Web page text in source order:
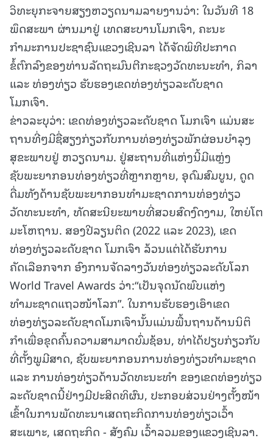
ວິທະຍຸກະຈາຍສຽງຫວຽດນາມລາຍງານວ່າ: ໃນວັນທີ 18
ພຶດສະພາ ຜ່ານມາຢູ່ ເທດສະບານໂມກເຈົາ, ຄະນະ
ກຳມະການປະຊາຊົນແຂວງເຊີນລາ ໄດ້ຈັດພິທີປະກາດ
ຂໍ້ຕົກລົງຂອງທ່ານລັດຖະມົນຕີກະຊວງວັດທະນະທຳ, ກິລາ
ແລະ ທ່ອງທ່ຽວ ຮັບຮອງເຂດທ່ອງທ່ຽວລະດັບຊາດ
ໂມກເຈົາ.
ຂ່າວລະບຸວ່າ: ເຂດທ່ອງທ່ຽວລະດັບຊາດ ໂມກເຈົາ ແມ່ນສະ
ຖານທີ່ໆມີຊື່ສຽງກ່ຽວກັບການທ່ອງທ່ຽວພັກຜ່ອນບຳລຸງ
ສຸຂະພາບຢູ່ ຫວຽດນາມ. ຢູ່ສະຖານທີ່ແຫ່ງນີ້ມີແຫຼ່ງ
ຊັບພະຍາກອນທ່ອງທ່ຽວທີ່ຫຼາກຫຼາຍ, ອຸດົມສົມບູນ, ດູດ
ດື່ມທັງດ້ານຊັບພະຍາກອນທຳມະຊາດການທ່ອງທ່ຽວ
ວັດທະນະທຳ, ທັດສະນີຍະພາບທີ່ສວຍສົດງົດງາມ, ໃຫຍ່ໂຕ
ມະໂຫຖານ. ສອງປີລຽນຕິດ (2022 ແລະ 2023), ເຂດ
ທ່ອງທ່ຽວລະດັບຊາດ ໂມກເຈົາ ລ້ວນແຕ່ໄດ້ຮັບການ
ຄັດເລືອກຈາກ ອົງການຈັດລາງວັນທ່ອງທ່ຽວລະດັບໂລກ
World Travel Awards ວ່າ:“ເປັນຈຸດນັດພົບແຫ່ງ
ທຳມະຊາດແຖວໜ້າໂລກ”. ໃນການຮັບຮອງເອົາເຂດ
ທ່ອງທ່ຽວລະດັບຊາດໂມກເຈົານັ້ນແມ່ນພື້ນຖານດ້ານນິຕິ
ກໍາເພື່ອຂຸດຄົ້ນຄວາມສາມາດບົ່ມຊ້ອນ, ທ່າໄດ້ປຽບກ່ຽວກັບ
ທີ່ຕັ້ງພູມີສາດ, ຊັບພະຍາກອນການທ່ອງທ່ຽວທຳມະຊາດ
ແລະ ການທ່ອງທ່ຽວດ້ານວັດທະນະທຳ ຂອງເຂດທ່ອງທ່ຽວ
ລະດັບຊາດນີ້ຢ່າງມີປະສິດທິຜົນ, ປະກອບສ່ວນຢ່າງຕັ້ງໜ້າ
ເຂົ້າໃນການພັດທະນາເສດຖະກິດການທ່ອງທ່ຽວເວົ້າ
ສະເພາະ, ເສດຖະກິດ - ສັງຄົມ ເວົ້າລວມຂອງແຂວງເຊີນລາ.